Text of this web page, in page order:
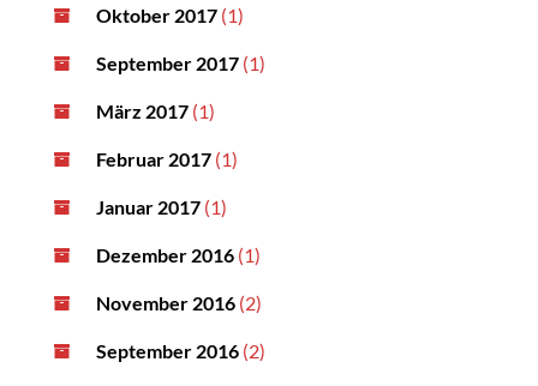
Oktober 2017 (1)
September 2017 (1)
März 2017 (1)
Februar 2017 (1)
Januar 2017 (1)
Dezember 2016 (1)
November 2016 (2)
September 2016 (2)